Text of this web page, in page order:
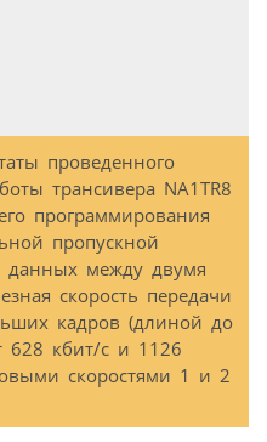
проведенного
трансивера NA1TR8
программирования
пропускной
данных между двумя
скорость передачи
кадров (длиной до
628 кбит/с и 1126
скоростями 1 и 2